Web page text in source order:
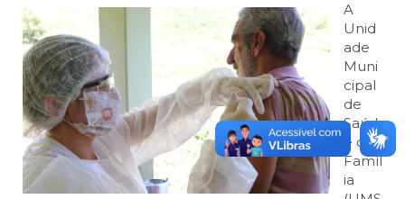
A
Unid
ade
Muni
cipal
de
Saúd
e da
Famíl
ia